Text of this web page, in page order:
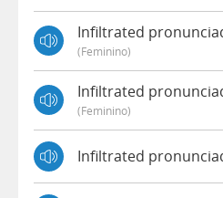
Infiltrated
(feminino)
Infiltrated
(feminino)
Infiltrated